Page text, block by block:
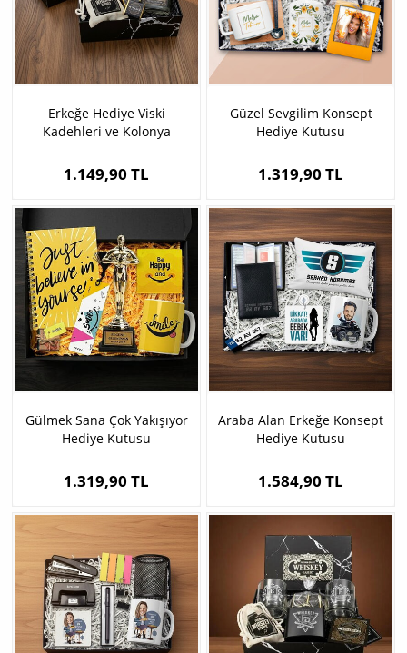
Erkeğe Hediye Viski
Kadehleri ve Kolonya
1.149,90 TL
Güzel Sevgilim Konsept
Hediye Kutusu
1.319,90 TL
Gülmek Sana Çok Yakışıyor
Hediye Kutusu
1.319,90 TL
Araba Alan Erkeğe Konsept
Hediye Kutusu
1.584,90 TL